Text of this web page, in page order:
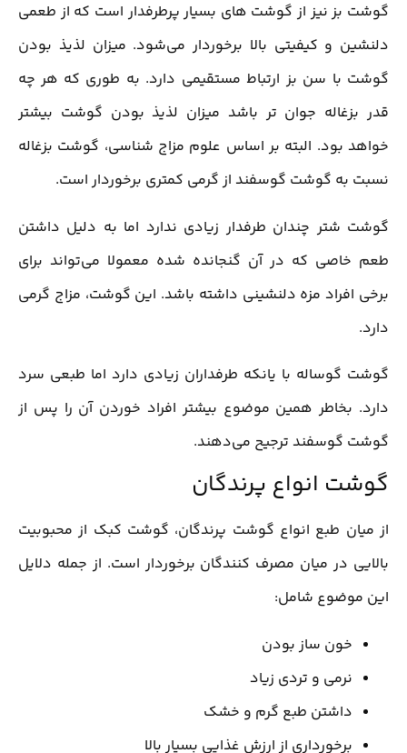
گوشت بز نیز از گوشت های بسیار پرطرفدار است که از طعمی
دلنشین و کیفیتی بالا برخوردار می‌شود. میزان لذیذ بودن
گوشت با سن بز ارتباط مستقیمی دارد. به طوری که هر چه
قدر بزغاله جوان تر باشد میزان لذیذ بودن گوشت بیشتر
خواهد بود. البته بر اساس علوم مزاج شناسی، گوشت بزغاله
نسبت به گوشت گوسفند از گرمی کمتری برخوردار است.
گوشت شتر چندان طرفدار زیادی ندارد اما به دلیل داشتن
طعم خاصی که در آن گنجانده شده معمولا می‌تواند برای
برخی افراد مزه دلنشینی داشته باشد. این گوشت، مزاج گرمی
دارد.
گوشت گوساله با یانکه طرفداران زیادی دارد اما طبعی سرد
دارد. بخاطر همین موضوع بیشتر افراد خوردن آن را پس از
گوشت گوسفند ترجیح می‌دهند.
گوشت انواع پرندگان
از میان طبع انواع گوشت پرندگان، گوشت کبک از محبوبیت
بالایی در میان مصرف کنندگان برخوردار است. از جمله دلایل
این موضوع شامل:
خون ساز بودن
نرمی و تردی زیاد
داشتن طبع گرم و خشک
برخورداری از ارزش غذایی بسیار بالا